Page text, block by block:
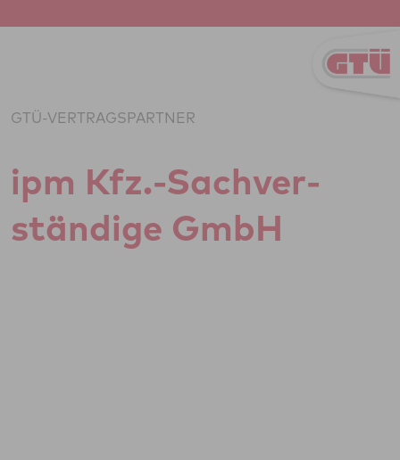
GTÜ-VERTRAGSPARTNER
ipm Kfz.-Sach­ver­
stän­dige GmbH